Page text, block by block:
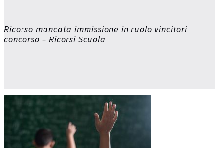
Ricorso mancata immissione in ruolo vincitori
concorso – Ricorsi Scuola